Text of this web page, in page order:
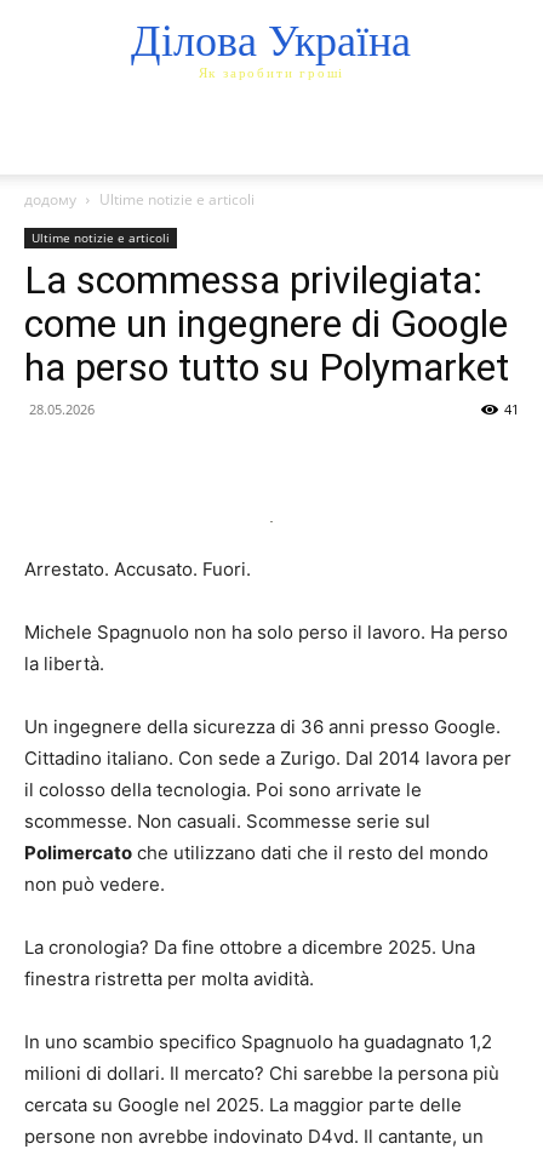
Ділова Україна
Як заробити гроші
додому Ultime notizie e articoli
Ultime notizie e articoli
La scommessa privilegiata:
come un ingegnere di Google
ha perso tutto su Polymarket
28.05.2026 41
Arrestato. Accusato. Fuori.
Michele Spagnuolo non ha solo perso il lavoro. Ha perso
la libertà.
Un ingegnere della sicurezza di 36 anni presso Google.
Cittadino italiano. Con sede a Zurigo. Dal 2014 lavora per
il colosso della tecnologia. Poi sono arrivate le
scommesse. Non casuali. Scommesse serie sul
Polimercato che utilizzano dati che il resto del mondo
non può vedere.
La cronologia? Da fine ottobre a dicembre 2025. Una
finestra ristretta per molta avidità.
In uno scambio specifico Spagnuolo ha guadagnato 1,2
milioni di dollari. Il mercato? Chi sarebbe la persona più
cercata su Google nel 2025. La maggior parte delle
persone non avrebbe indovinato D4vd. Il cantante, un